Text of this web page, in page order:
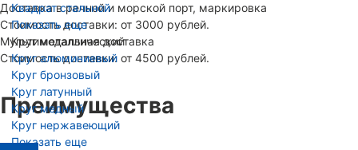
Квадрат стальной
Показать еще
Круг металлический
Круг алюминиевый
Круг бронзовый
Круг латунный
Круг медный
Круг нержавеющий
Показать еще
Доставка в речной и морской порт, маркировка
Стоимость доставки: от 3000 рублей.
Мультимодальная доставка
Стоимость доставки: от 4500 рублей.
Преимущества